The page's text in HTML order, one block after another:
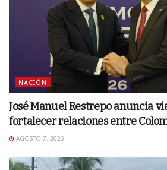
NACIÓN
José Manuel Restrepo anuncia
fortalecer relaciones entre
AGOSTO 7, 2026